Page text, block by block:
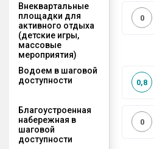
Внеквартальные
площадки для
активного отдыха
(детские игры,
массовые
мероприятия)
0
Водоем в шаговой
доступности
0,8
Благоустроенная
набережная в
шаговой
доступности
0